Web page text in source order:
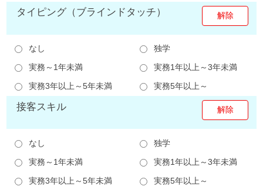
タイピング（ブラインドタッチ）
なし
独学
実務～1年未満
実務1年以上～3年未満
実務3年以上～5年未満
実務5年以上～
接客スキル
なし
独学
実務～1年未満
実務1年以上～3年未満
実務3年以上～5年未満
実務5年以上～